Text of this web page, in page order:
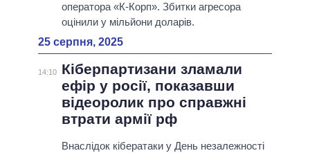
оператора «К-Корп». Збитки агресора
оцінили у мільйони доларів.
25 серпня, 2025
14:10
Кіберпартизани зламали
ефір у росії, показавши
відеоролик про справжні
втрати армії рф
Внаслідок кібератаки у День незалежності